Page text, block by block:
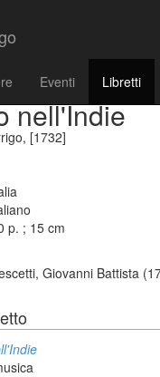
Eventi Libretti
nell'Indie
[1732]
p. ; 15 cm
Giovanni Battista